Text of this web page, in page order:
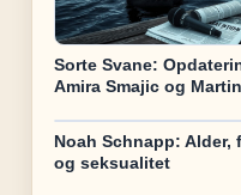
Sorte Svane:
Amira Smajic og
Noah Schnapp: Alder,
og seksualitet